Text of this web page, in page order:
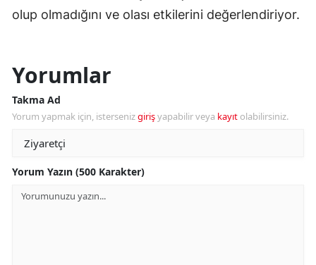
olup olmadığını ve olası etkilerini değerlendiriyor.
Yorumlar
Takma Ad
Yorum yapmak için, istersenizgirişyapabilir veya kayıt olabilirsiniz.
Yorum Yazın (500 Karakter)